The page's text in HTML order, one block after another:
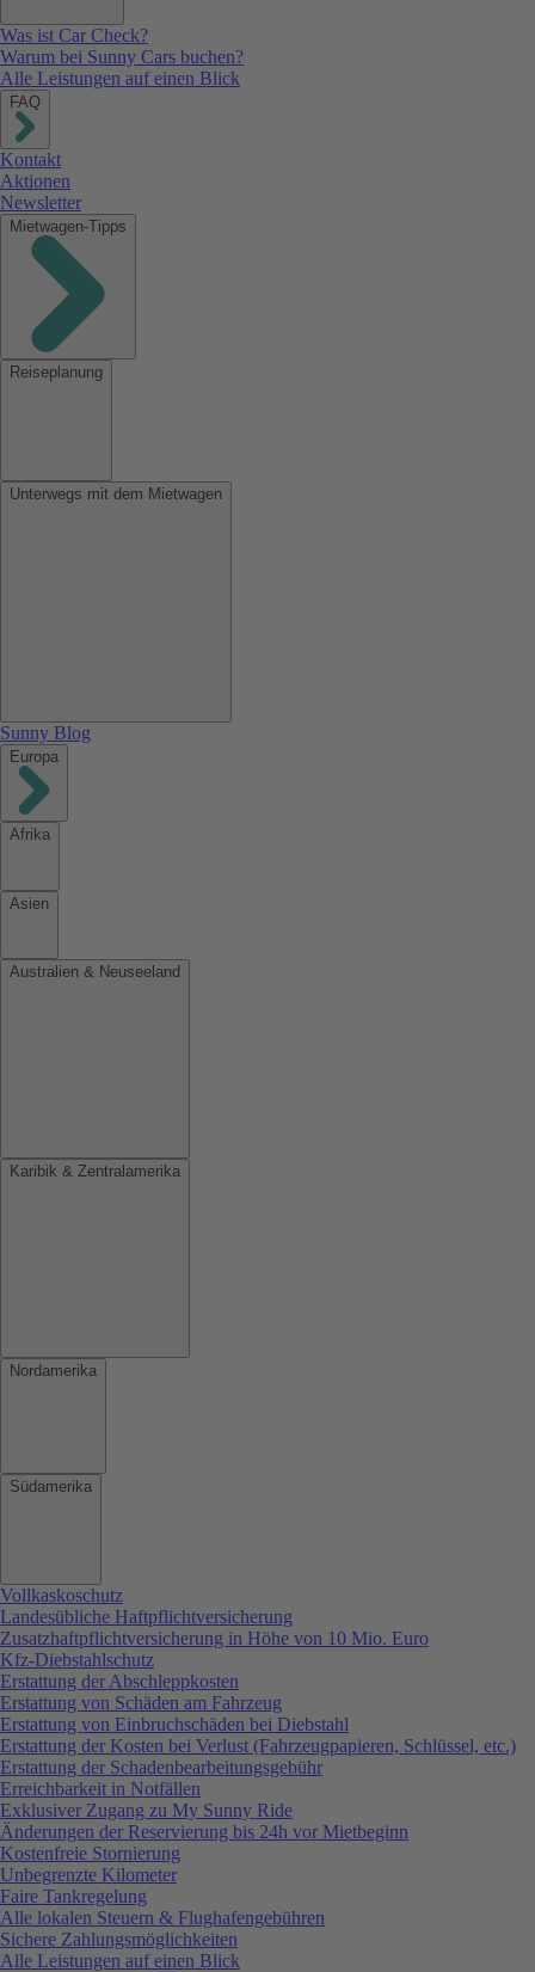
Was ist Car Check?
Warum bei Sunny Cars buchen?
Alle Leistungen auf einen Blick
FAQ
Kontakt
Aktionen
Newsletter
Mietwagen-Tipps
Reiseplanung
Unterwegs mit dem Mietwagen
Sunny Blog
Europa
Afrika
Asien
Australien & Neuseeland
Karibik & Zentralamerika
Nordamerika
Südamerika
Vollkaskoschutz
Landesübliche Haftpflichtversicherung
Zusatzhaftpflichtversicherung in Höhe von 10 Mio. Euro
Kfz-Diebstahlschutz
Erstattung der Abschleppkosten
Erstattung von Schäden am Fahrzeug
Erstattung von Einbruchschäden bei Diebstahl
Erstattung der Kosten bei Verlust (Fahrzeugpapieren, Schlüssel, etc.)
Erstattung der Schadenbearbeitungsgebühr
Erreichbarkeit in Notfällen
Exklusiver Zugang zu My Sunny Ride
Änderungen der Reservierung bis 24h vor Mietbeginn
Kostenfreie Stornierung
Unbegrenzte Kilometer
Faire Tankregelung
Alle lokalen Steuern & Flughafengebühren
Sichere Zahlungsmöglichkeiten
Alle Leistungen auf einen Blick